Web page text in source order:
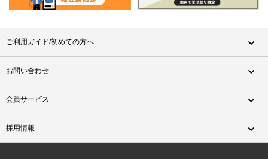
ご利用ガイド/初めての方へ
お問い合わせ
会員サービス
採用情報